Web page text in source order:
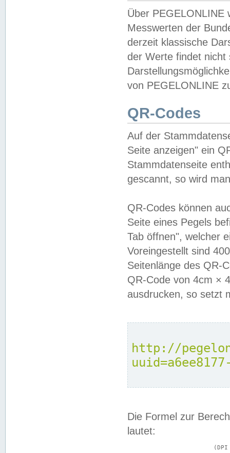
Über PEGELONLINE
Messwerten der
derzeit klassische
der Werte findet
von PEGELONLINE
QR-Codes
Auf der
Seite anzeigen" ein
Stammdatenseite
gescannt, so wird
QR-Codes können
Seite eines Pegels
Tab öffnen", welcher
Voreingestellt sind
Seitenlänge des QR-
QR-Code von 4cm ×
ausdrucken, so setzt
http://
Die Formel zur
lautet: